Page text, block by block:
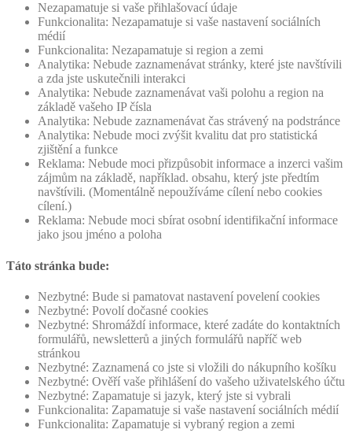
Nezapamatuje si vaše přihlašovací údaje
Funkcionalita: Nezapamatuje si vaše nastavení sociálních
médií
Funkcionalita: Nezapamatuje si region a zemi
Analytika: Nebude zaznamenávat stránky, které jste navštívili
a zda jste uskutečnili interakci
Analytika: Nebude zaznamenávat vaši polohu a region na
základě vašeho IP čísla
Analytika: Nebude zaznamenávat čas strávený na podstránce
Analytika: Nebude moci zvýšit kvalitu dat pro statistická
zjištění a funkce
Reklama: Nebude moci přizpůsobit informace a inzerci vašim
zájmům na základě, například. obsahu, který jste předtím
navštívili. (Momentálně nepoužíváme cílení nebo cookies
cílení.)
Reklama: Nebude moci sbírat osobní identifikační informace
jako jsou jméno a poloha
Táto stránka bude:
Nezbytné: Bude si pamatovat nastavení povelení cookies
Nezbytné: Povolí dočasné cookies
Nezbytné: Shromáždí informace, které zadáte do kontaktních
formulářů, newsletterů a jiných formulářů napříč web
stránkou
Nezbytné: Zaznamená co jste si vložili do nákupního košíku
Nezbytné: Ověří vaše přihlášení do vašeho uživatelského účtu
Nezbytné: Zapamatuje si jazyk, který jste si vybrali
Funkcionalita: Zapamatuje si vaše nastavení sociálních médií
Funkcionalita: Zapamatuje si vybraný region a zemi